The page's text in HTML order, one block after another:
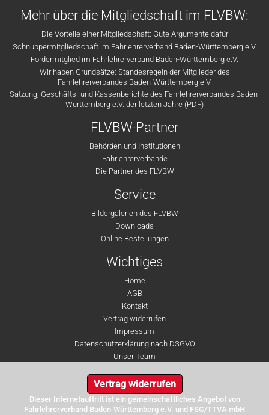
Mehr über die Mitgliedschaft im FLVBW:
Die Vorteile einer Mitgliedschaft: Gute Argumente dafür
Schnuppermitgliedschaft im Fahrlehrerverband Baden-Württemberg e.V.
Fördermitglied im Fahrlehrerverband Baden-Württemberg e.V.
Wir haben Grundsätze: Standesregeln der Mitglieder des
Fahrlehrerverbandes Baden-Württemberg e.V.
Satzung, Geschäfts- und Kassenberichte des Fahrlehrerverbandes Baden-
Württemberg e.V. der letzten Jahre (PDF)
FLVBW-Partner
Behörden und Institutionen
Fahrlehrerverbände
Die Partner des FLVBW
Service
Bildergalerien des FLVBW
Downloads
Online Bestellungen
Wichtiges
Home
AGB
Kontakt
Vertrag widerrufen
Impressum
Datenschutzerklärung nach DSGVO
Unser Team
Vertrag widerrufen
Dieser Internetauftritt ist ein gemeinschaftliches Angebot von
Fahrlehrerverband Baden-Württemberg e.V. und FSG/TTVA mbH